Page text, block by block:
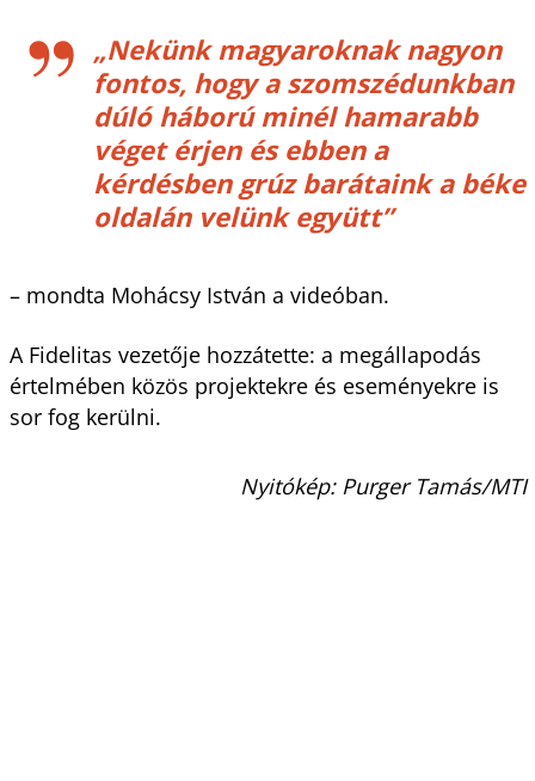
„Nekünk magyaroknak nagyon
fontos, hogy a szomszédunkban
dúló háború minél hamarabb
véget érjen és ebben a
kérdésben grúz barátaink a béke
oldalán velünk együtt”
– mondta Mohácsy István a videóban.
A Fidelitas vezetője hozzátette: a megállapodás
értelmében közös projektekre és eseményekre is
sor fog kerülni.
Nyitókép: Purger Tamás/MTI